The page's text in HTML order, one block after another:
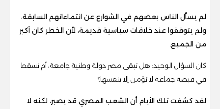
لم يسأل الناس بعضهم في الشوارع عن انتماءاتهم السابقة،
ولم يتوقفوا عند خلافات سياسية قديمة، لأن الخطر كان أكبر
من الجميع.
كان السؤال الوحيد: هل تبقى مصر دولة وطنية جامعة، أم تسقط
في قبضة جماعة لا تؤمن إلا بنفسها؟
لقد كشفت تلك الأيام أن الشعب المصري قد يصبر، لكنه لا